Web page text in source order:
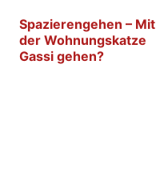
Spazierengehen – Mit
der Wohnungskatze
Gassi gehen?